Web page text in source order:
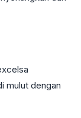
mulut dengan